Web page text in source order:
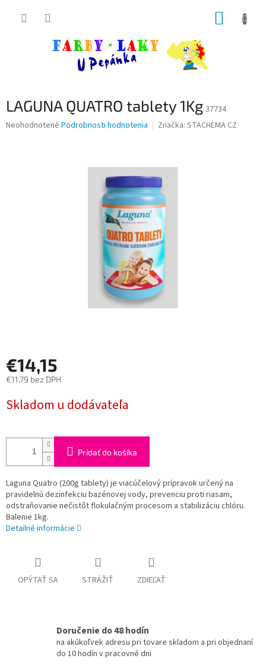
LAGUNA QUATRO tablety 1Kg 37734
Priemerné
Neohodnotené Podrobnosti hodnotenia Značka: STACHEMA CZ
€14,15
€11,79 bez DPH
cena:
Skladom u dodávateľa
Pridať do košíka
Laguna Quatro (200g tablety) je viacúčelový prípravok určený na
pravidelnú dezinfekciu bazénovej vody, prevenciu proti riasam,
odstraňovanie nečistôt flokulačným procesom a stabilizáciu chlóru.
Balenie 1kg.
Detailné informácie
OPÝTAŤ SA STRÁŽIŤ ZDIEĽAŤ
Doručenie do 48 hodín
na akúkoľvek adresu pri tovare skladom a pri objednaní
do 10 hodín v pracovné dni